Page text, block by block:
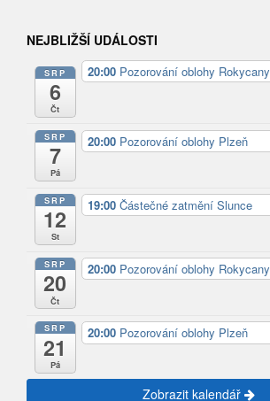
NEJBLIŽŠÍ UDÁLOSTI
SRP
6
Čt
20:00 Pozorování oblohy Rokycany
SRP
7
Pá
20:00 Pozorování oblohy Plzeň
SRP
12
St
19:00 Částečné zatmění Slunce
SRP
20
Čt
20:00 Pozorování oblohy Rokycany
SRP
21
Pá
20:00 Pozorování oblohy Plzeň
Zobrazit kalendář